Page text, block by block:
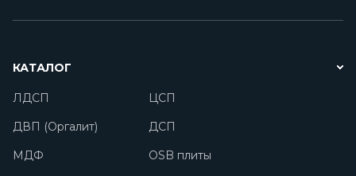
КАТАЛОГ
ЛДСП
ЦСП
ДВП (Оргалит)
ДСП
МДФ
OSB плиты